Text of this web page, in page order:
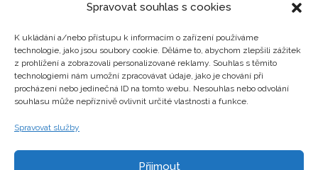
Spravovat souhlas s cookies
K ukládání a/nebo přístupu k informacím o zařízení používáme
technologie, jako jsou soubory cookie. Děláme to, abychom zlepšili zážitek
z prohlížení a zobrazovali personalizované reklamy. Souhlas s těmito
technologiemi nám umožní zpracovávat údaje, jako je chování při
procházení nebo jedinečná ID na tomto webu. Nesouhlas nebo odvolání
souhlasu může nepříznivě ovlivnit určité vlastnosti a funkce.
Spravovat služby
Přijmout
Zajímavosti
Kontakty